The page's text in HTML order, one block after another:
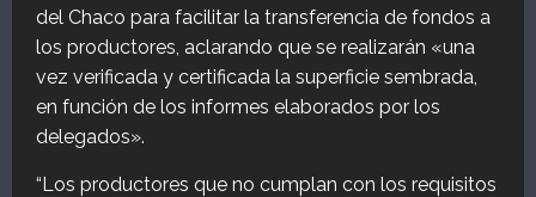
del Chaco para facilitar la transferencia de fondos a
los productores, aclarando que se realizarán «una
vez verificada y certificada la superficie sembrada,
en función de los informes elaborados por los
delegados».
“Los productores que no cumplan con los requisitos